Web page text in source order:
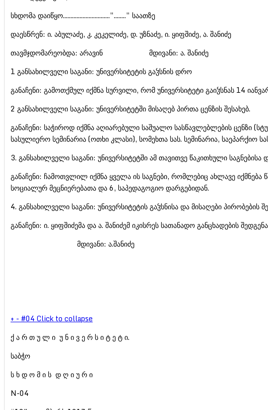
სხდომა დაიწყო...............................”........” საათზე
დაესწრენ: ი. აბულაძე, კ. კეკელიძე, დ. უზნაძე, ი. ყიფშიძე, ა. შანიძე
თავმჯდომარეობდა: არავინ მდივანი: ა. შანიძე
1 განსახილველი საგანი: უნივერსიტეტის გაჴსნის დრო
განაჩენი: გამოთქმულ იქმნა სურვილი, რომ უნივერსიტეტი გაიჴსნას 14
2 განსახილველი საგანი: უნივერსიტეტში მისაღებ პირთა ცენზის შესახებ.
განაჩენი: საჭიროდ იქმნა აღიარებული საშუალო სასწავლებლების ცენზი
სასულიერო სემინარია (ოთხი კლასი), სომეხთა სას. სემინარია, საეპარქიო
3. განსახილველი საგანი: უნივერსიტეტში ამ თავითვე წაკითხული საგნებისა
განაჩენი: ჩამოთვლილ იქმნა ყველა ის საგნები, რომლებიც ახლავე
სოციალურ მეცნიერებათა და 6, საპედაგოგიო დარგებიდან.
4. განსახილველი საგანი: უნივერსიტეტის გაჴსნისა და მისაღები პირობების
განაჩენი: ი. ყიფშიძემა და ა. შანიძემ იკისრეს სათანადო განცხადების
მდივანი: ა.შანიძე
+ - #04 Click to collapse
ქ ა რ თ უ ლ ი უ ნ ი ვ ე რ ს ი ტ ე ტ ი.
საბჭო
ს ხ დ ო მ ი ს დ ღ ი უ რ ი
N-04